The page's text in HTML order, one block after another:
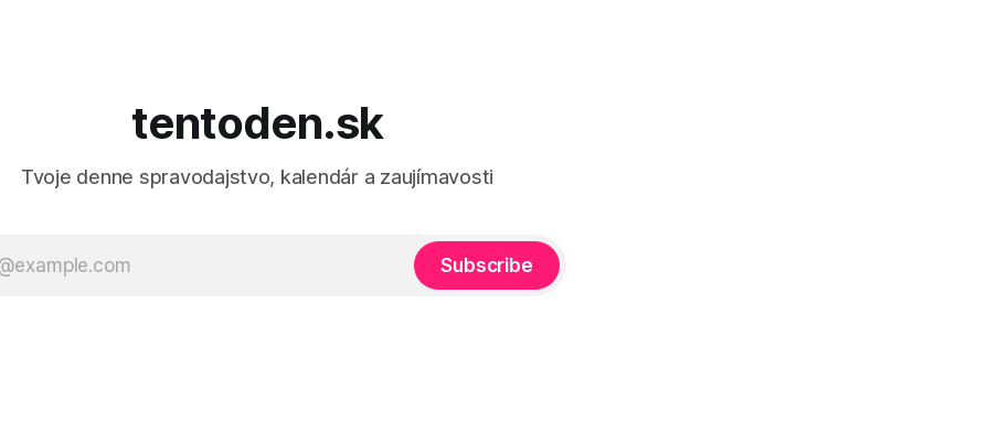
tentoden.sk
Tvoje denne spravodajstvo, kalendár a zaujímavosti
Subscribe